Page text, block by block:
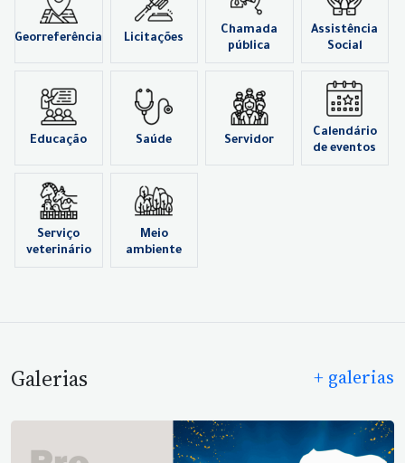
Georreferência Licitações
Chamada
pública
Assistência
Social
Educação Saúde Servidor
Calendário
de eventos
Serviço
veterinário
Meio
ambiente
Galerias + galerias